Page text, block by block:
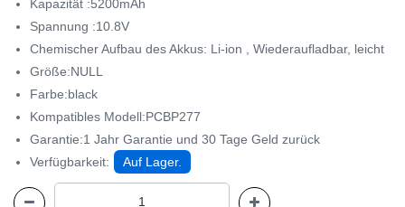
Kapazität :5200mAh
Spannung :10.8V
Chemischer Aufbau des Akkus: Li-ion , Wiederaufladbar, leicht
Größe:NULL
Farbe:black
Kompatibles Modell:PCBP277
Garantie:1 Jahr Garantie und 30 Tage Geld zurück
Verfügbarkeit:
Auf Lager.